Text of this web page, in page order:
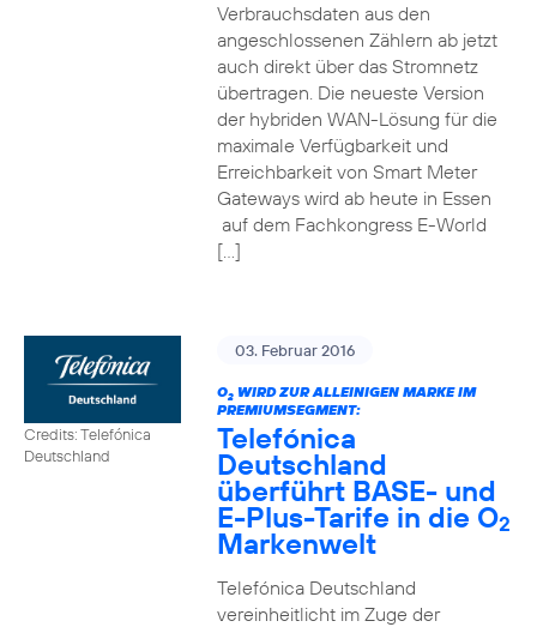
Verbrauchsdaten aus den
angeschlossenen Zählern ab jetzt
auch direkt über das Stromnetz
übertragen. Die neueste Version
der hybriden WAN-Lösung für die
maximale Verfügbarkeit und
Erreichbarkeit von Smart Meter
Gateways wird ab heute in Essen
auf dem Fachkongress E-World
[…]
Credits: Telefónica
Deutschland
03. Februar 2016
O2WIRD ZUR ALLEINIGEN MARKE IM
PREMIUMSEGMENT:
Telefónica
Deutschland
überführt BASE- und
E-Plus-Tarife in die O2
Markenwelt
Telefónica Deutschland
vereinheitlicht im Zuge der